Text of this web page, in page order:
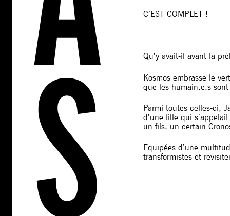
C’EST COMPLET !
Qu’y avait-il avant la
Kosmos embrasse le
que les humain.e.s
Parmi toutes celles-ci,
d’une fille qui
un fils, un certain
Equipées d’une
transformistes et